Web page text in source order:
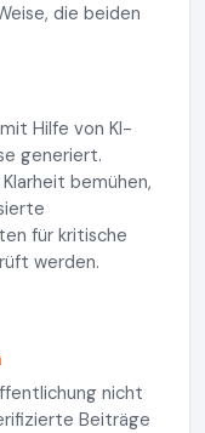
die beiden
Hilfe von KI-
generiert.
bemühen,
für kritische
werden.
nicht
Beiträge